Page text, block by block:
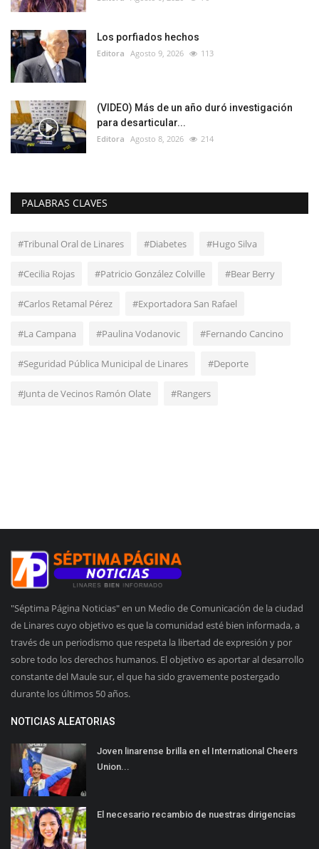
Los porfiados hechos
Editora Agosto 9, 2026 113
(VIDEO) Más de un año duró investigación
para desarticular...
Editora Agosto 8, 2026 214
PALABRAS CLAVES
#Tribunal Oral de Linares #Diabetes #Hugo Silva
#Cecilia Rojas #Patricio González Colville #Bear Berry
#Carlos Retamal Pérez #Exportadora San Rafael
#La Campana #Paulina Vodanovic #Fernando Cancino
#Seguridad Pública Municipal de Linares #Deporte
#Junta de Vecinos Ramón Olate #Rangers
"Séptima Página Noticias" en un Medio de Comunicación de la ciudad
de Linares cuyo objetivo es que la comunidad esté bien informada, a
través de un periodismo que respeta la libertad de expresión y por
sobre todo los derechos humanos. El objetivo es aportar al desarrollo
constante del Maule sur, el que ha sido gravemente postergado
durante los últimos 50 años.
NOTICIAS ALEATORIAS
Joven linarense brilla en el International Cheers
Union...
El necesario recambio de nuestras dirigencias